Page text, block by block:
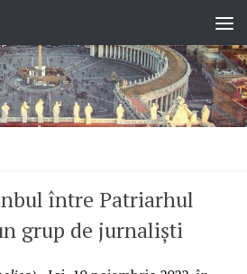
între Patriarhul
grup de jurnaliști